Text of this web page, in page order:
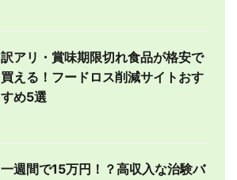
訳アリ・賞味期限切れ食品が格安で
買える！フードロス削減サイトおす
すめ5選
一週間で15万円！？高収入な治験バ